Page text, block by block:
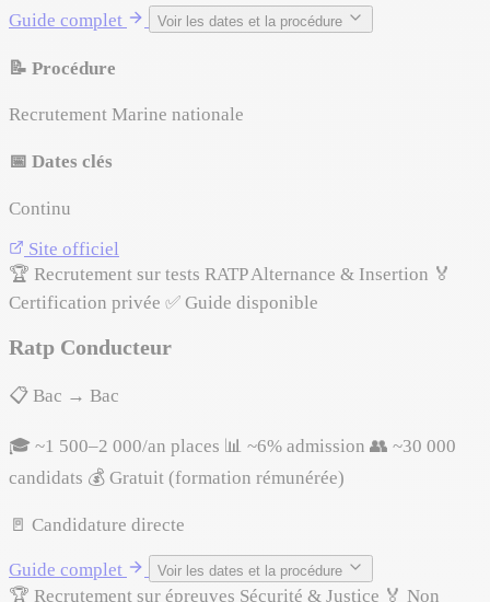
Guide complet Voir les dates et la procédure
📝 Procédure
Recrutement Marine nationale
📅 Dates clés
Continu
Site officiel
🏆 Recrutement sur tests RATPAlternance & Insertion 🏅
Certification privée ✅ Guide disponible
Ratp Conducteur
📋 Bac → Bac
🎓 ~1 500–2 000/an places 📊 ~6% admission 👥 ~30 000
candidats 💰 Gratuit (formation rémunérée)
🚪 Candidature directe
Guide complet Voir les dates et la procédure
🏆 Recrutement sur épreuves Sécurité & Justice 🏅 Non